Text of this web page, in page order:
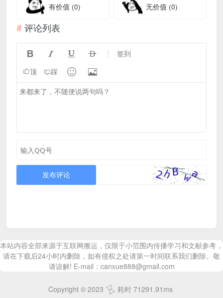
有价值 (0) 无价值 (0)
评论列表
    签到
顶 踩  
发布评论
本站内容全部来源于互联网搬运，仅限于小范围内传播学习和文献参考，
请在下载后24小时内删除，如有侵权之处请第一时间联系我们删除。敬
请谅解! E-mail：canxue888@gmail.com
Copyright © 2023 耗时 71291.91ms